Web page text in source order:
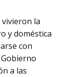
la
y doméstica
con
a las